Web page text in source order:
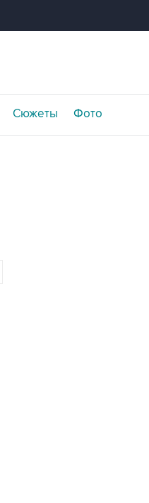
Сюжеты Фото